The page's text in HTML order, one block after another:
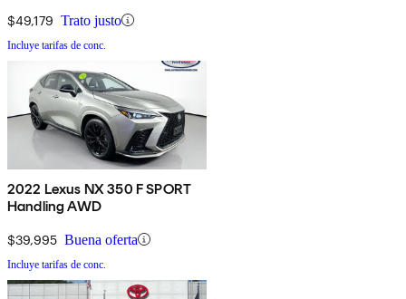
$49,179 Trato justo
Incluye tarifas de conc.
2022 Lexus NX 350 F SPORT
Handling AWD
$39,995 Buena oferta
Incluye tarifas de conc.